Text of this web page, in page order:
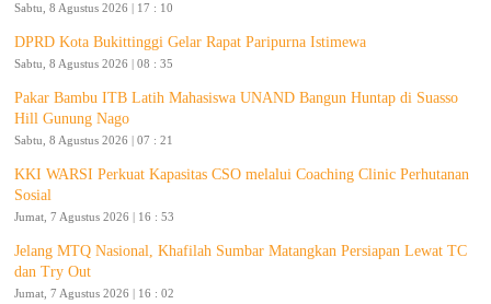
Sabtu, 8 Agustus 2026 | 17 : 10
DPRD Kota Bukittinggi Gelar Rapat Paripurna Istimewa
Sabtu, 8 Agustus 2026 | 08 : 35
Pakar Bambu ITB Latih Mahasiswa UNAND Bangun Huntap di Suasso
Hill Gunung Nago
Sabtu, 8 Agustus 2026 | 07 : 21
KKI WARSI Perkuat Kapasitas CSO melalui Coaching Clinic Perhutanan
Sosial
Jumat, 7 Agustus 2026 | 16 : 53
Jelang MTQ Nasional, Khafilah Sumbar Matangkan Persiapan Lewat TC
dan Try Out
Jumat, 7 Agustus 2026 | 16 : 02